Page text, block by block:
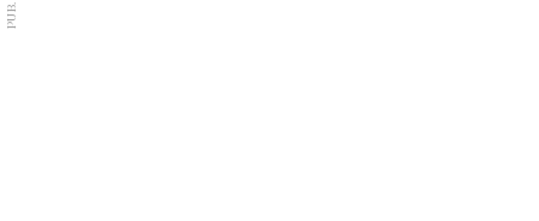
PUB.